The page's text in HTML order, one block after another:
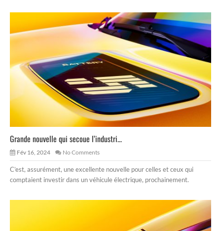
Grande nouvelle qui secoue l’industri...
Fév 16, 2024 No Comments
C’est, assurément, une excellente nouvelle pour celles et ceux qui
comptaient investir dans un véhicule électrique, prochainement.